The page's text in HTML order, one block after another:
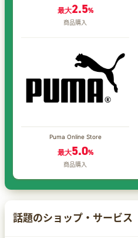
最大2.5%
商品購入
Puma Online Store
最大5.0%
商品購入
話題のショップ・サービス